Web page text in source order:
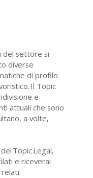
del settore si
diverse
di profilo
Il Topic
e
attuali che sono
a volte,
Topic Legal,
e riceverai